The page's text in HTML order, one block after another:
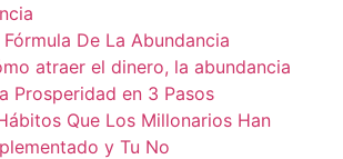
Fórmula De La Abundancia
atraer el dinero, la abundancia
Prosperidad en 3 Pasos
Que Los Millonarios Han
y Tu No